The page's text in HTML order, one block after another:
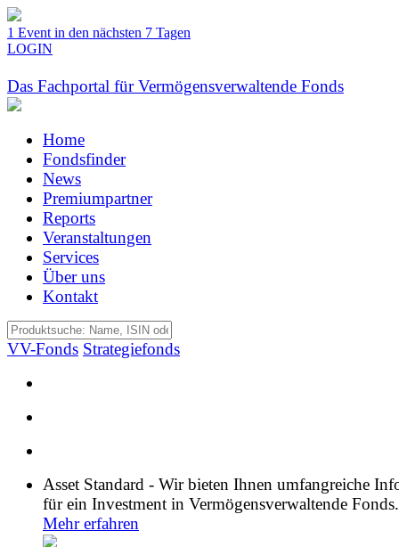
1 Event in den nächsten 7 Tagen
LOGIN
Das Fachportal für Vermögensverwaltende Fonds
Home
Fondsfinder
News
Premiumpartner
Reports
Veranstaltungen
Services
Über uns
Kontakt
VV-Fonds Strategiefonds
Asset Standard - Wir bieten Ihnen umfangreiche
für ein Investment in Vermögensverwaltende Fonds.
Mehr erfahren